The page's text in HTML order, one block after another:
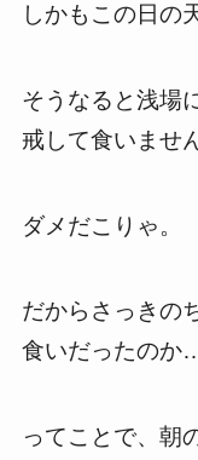
しかもこの日の
そうなると浅場
戒して食いませ
ダメだこりゃ。
だからさっきの
食いだったのか
ってことで、朝